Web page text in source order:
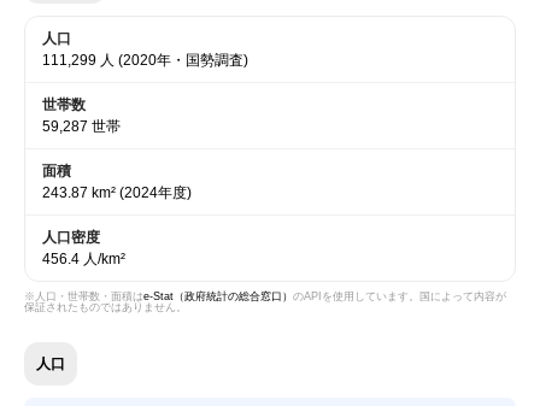
人口
111,299 人 (2020年・国勢調査)
世帯数
59,287 世帯
面積
243.87 km² (2024年度)
人口密度
456.4 人/km²
※人口・世帯数・面積はe-Stat（政府統計の総合窓口） のAPIを使用しています。国によって内容が
保証されたものではありません。
人口